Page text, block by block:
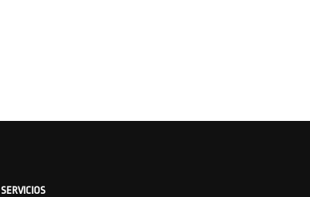
SERVICIOS